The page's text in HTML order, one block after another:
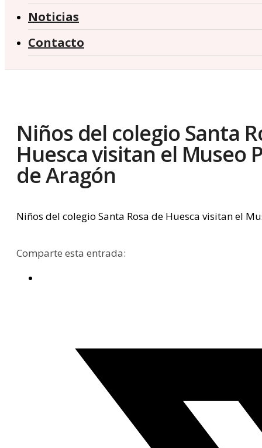
Noticias
Contacto
Niños del colegio Santa
Huesca visitan el Museo
de Aragón
Niños del colegio Santa Rosa de Huesca visitan el
Comparte esta entrada: